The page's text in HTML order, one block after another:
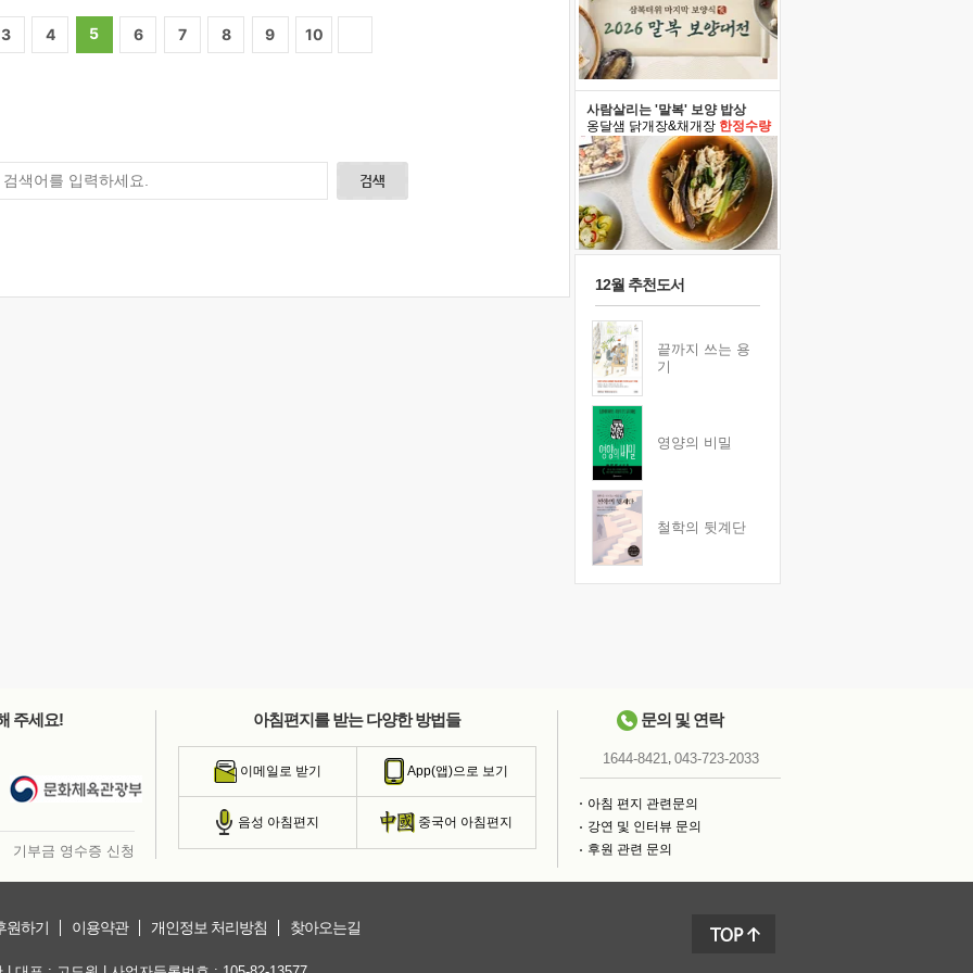
3 4 5 6 7 8 9 10
사람살리는 '말복' 보양 밥상
옹달샘 닭개장&채개장 한정수량
12월 추천도서
끝까지 쓰는 용
기
영양의 비밀
철학의 뒷계단
주세요!
기부금 영수증 신청
아침편지를 받는 다양한 방법들
이메일로 받기 App(앱)으로 보기
음성 아침편지 중국어 아침편지
문의 및 연락
1644-8421, 043-723-2033
아침 편지 관련문의
강연 및 인터뷰 문의
후원 관련 문의
원하기 이용약관 개인정보 처리방침 찾아오는길